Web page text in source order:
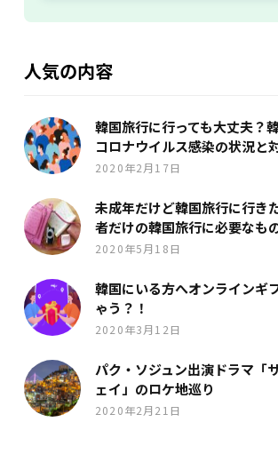
人気の内容
韓国旅行に行っても大丈夫？
コロナウイルス感染の状況と
2020年2月17日
未成年だけど韓国旅行に行き
者だけの韓国旅行に必要なも
2020年5月18日
韓国にいる方へオンラインギ
ゃう？！
2020年3月12日
パク・ソジュン出演ドラマ「
ェイ」のロケ地巡り
2020年2月21日